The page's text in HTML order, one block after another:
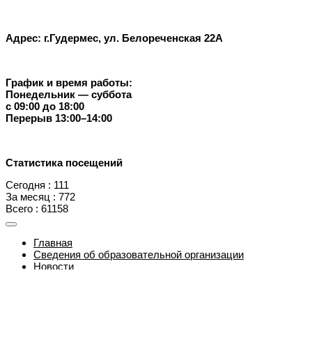
Адрес: г.Гудермес, ул. Белореченская 22А
График и время работы:
Понедельник — суббота
с 09:00 до 18:00
Перерыв 13:00–14:00
Статистика посещений
Сегодня : 111
За месяц : 772
Всего : 61158
Главная
Сведения об образовательной организации
Новости